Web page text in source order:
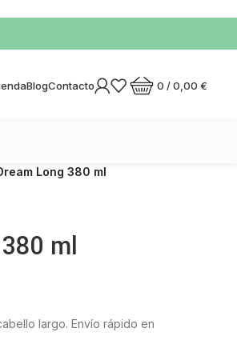
BlogContacto 0 /0,00 €
Long 380 ml
ml
largo. Envío rápido en